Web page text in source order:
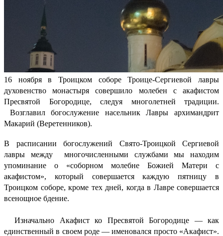
16 ноября в Троицком соборе Троице-Сергиевой лавры
духовенство монастыря совершило молебен с акафистом
Пресвятой Богородице, следуя многолетней традиции.
Возглавил богослужение насельник Лавры архимандрит
Макарий (Веретенников).
В расписании богослужений Свято-Троицкой Сергиевой
лавры между многочисленными службами мы находим
упоминание о «соборном молебне Божией Матери с
акафистом», который совершается каждую пятницу в
Троицком соборе, кроме тех дней, когда в Лавре совершается
всенощное бдение.
Изначально Акафист ко Пресвятой Богородице — как
единственный в своем роде — именовался просто «Акафист».